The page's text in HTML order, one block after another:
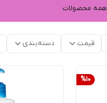
همه محصولات
قیمت دسته‌بندی
%10